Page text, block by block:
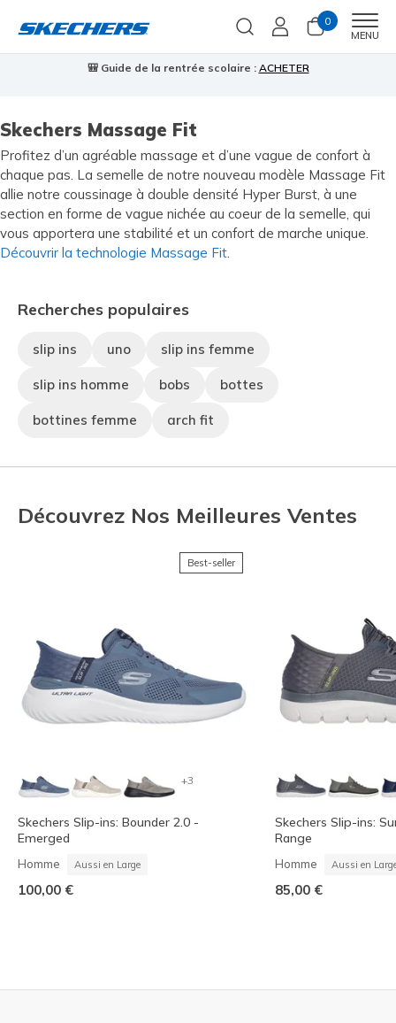
0
MENU
🎒 Guide de la rentrée scolaire : ACHETER
Skechers Massage Fit
Profitez d’un agréable massage et d’une vague de confort à
chaque pas. La semelle de notre nouveau modèle Massage Fit
allie notre coussinage à double densité Hyper Burst, à une
section en forme de vague nichée au coeur de la semelle, qui
vous apportera une stabilité et un confort de marche unique.
Découvrir la technologie Massage Fit.
Recherches populaires
slip ins uno slip ins femme
slip ins homme bobs bottes
bottines femme arch fit
Découvrez Nos Meilleures Ventes
Best-seller
+3
Skechers Slip-ins: Bounder 2.0 -
Emerged
Homme Aussi en Large
100,00 €
Skechers Slip-ins:
Range
Homme Aussi en
85,00 €